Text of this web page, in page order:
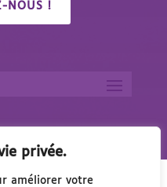
privée.
améliorer votre
NOUS !